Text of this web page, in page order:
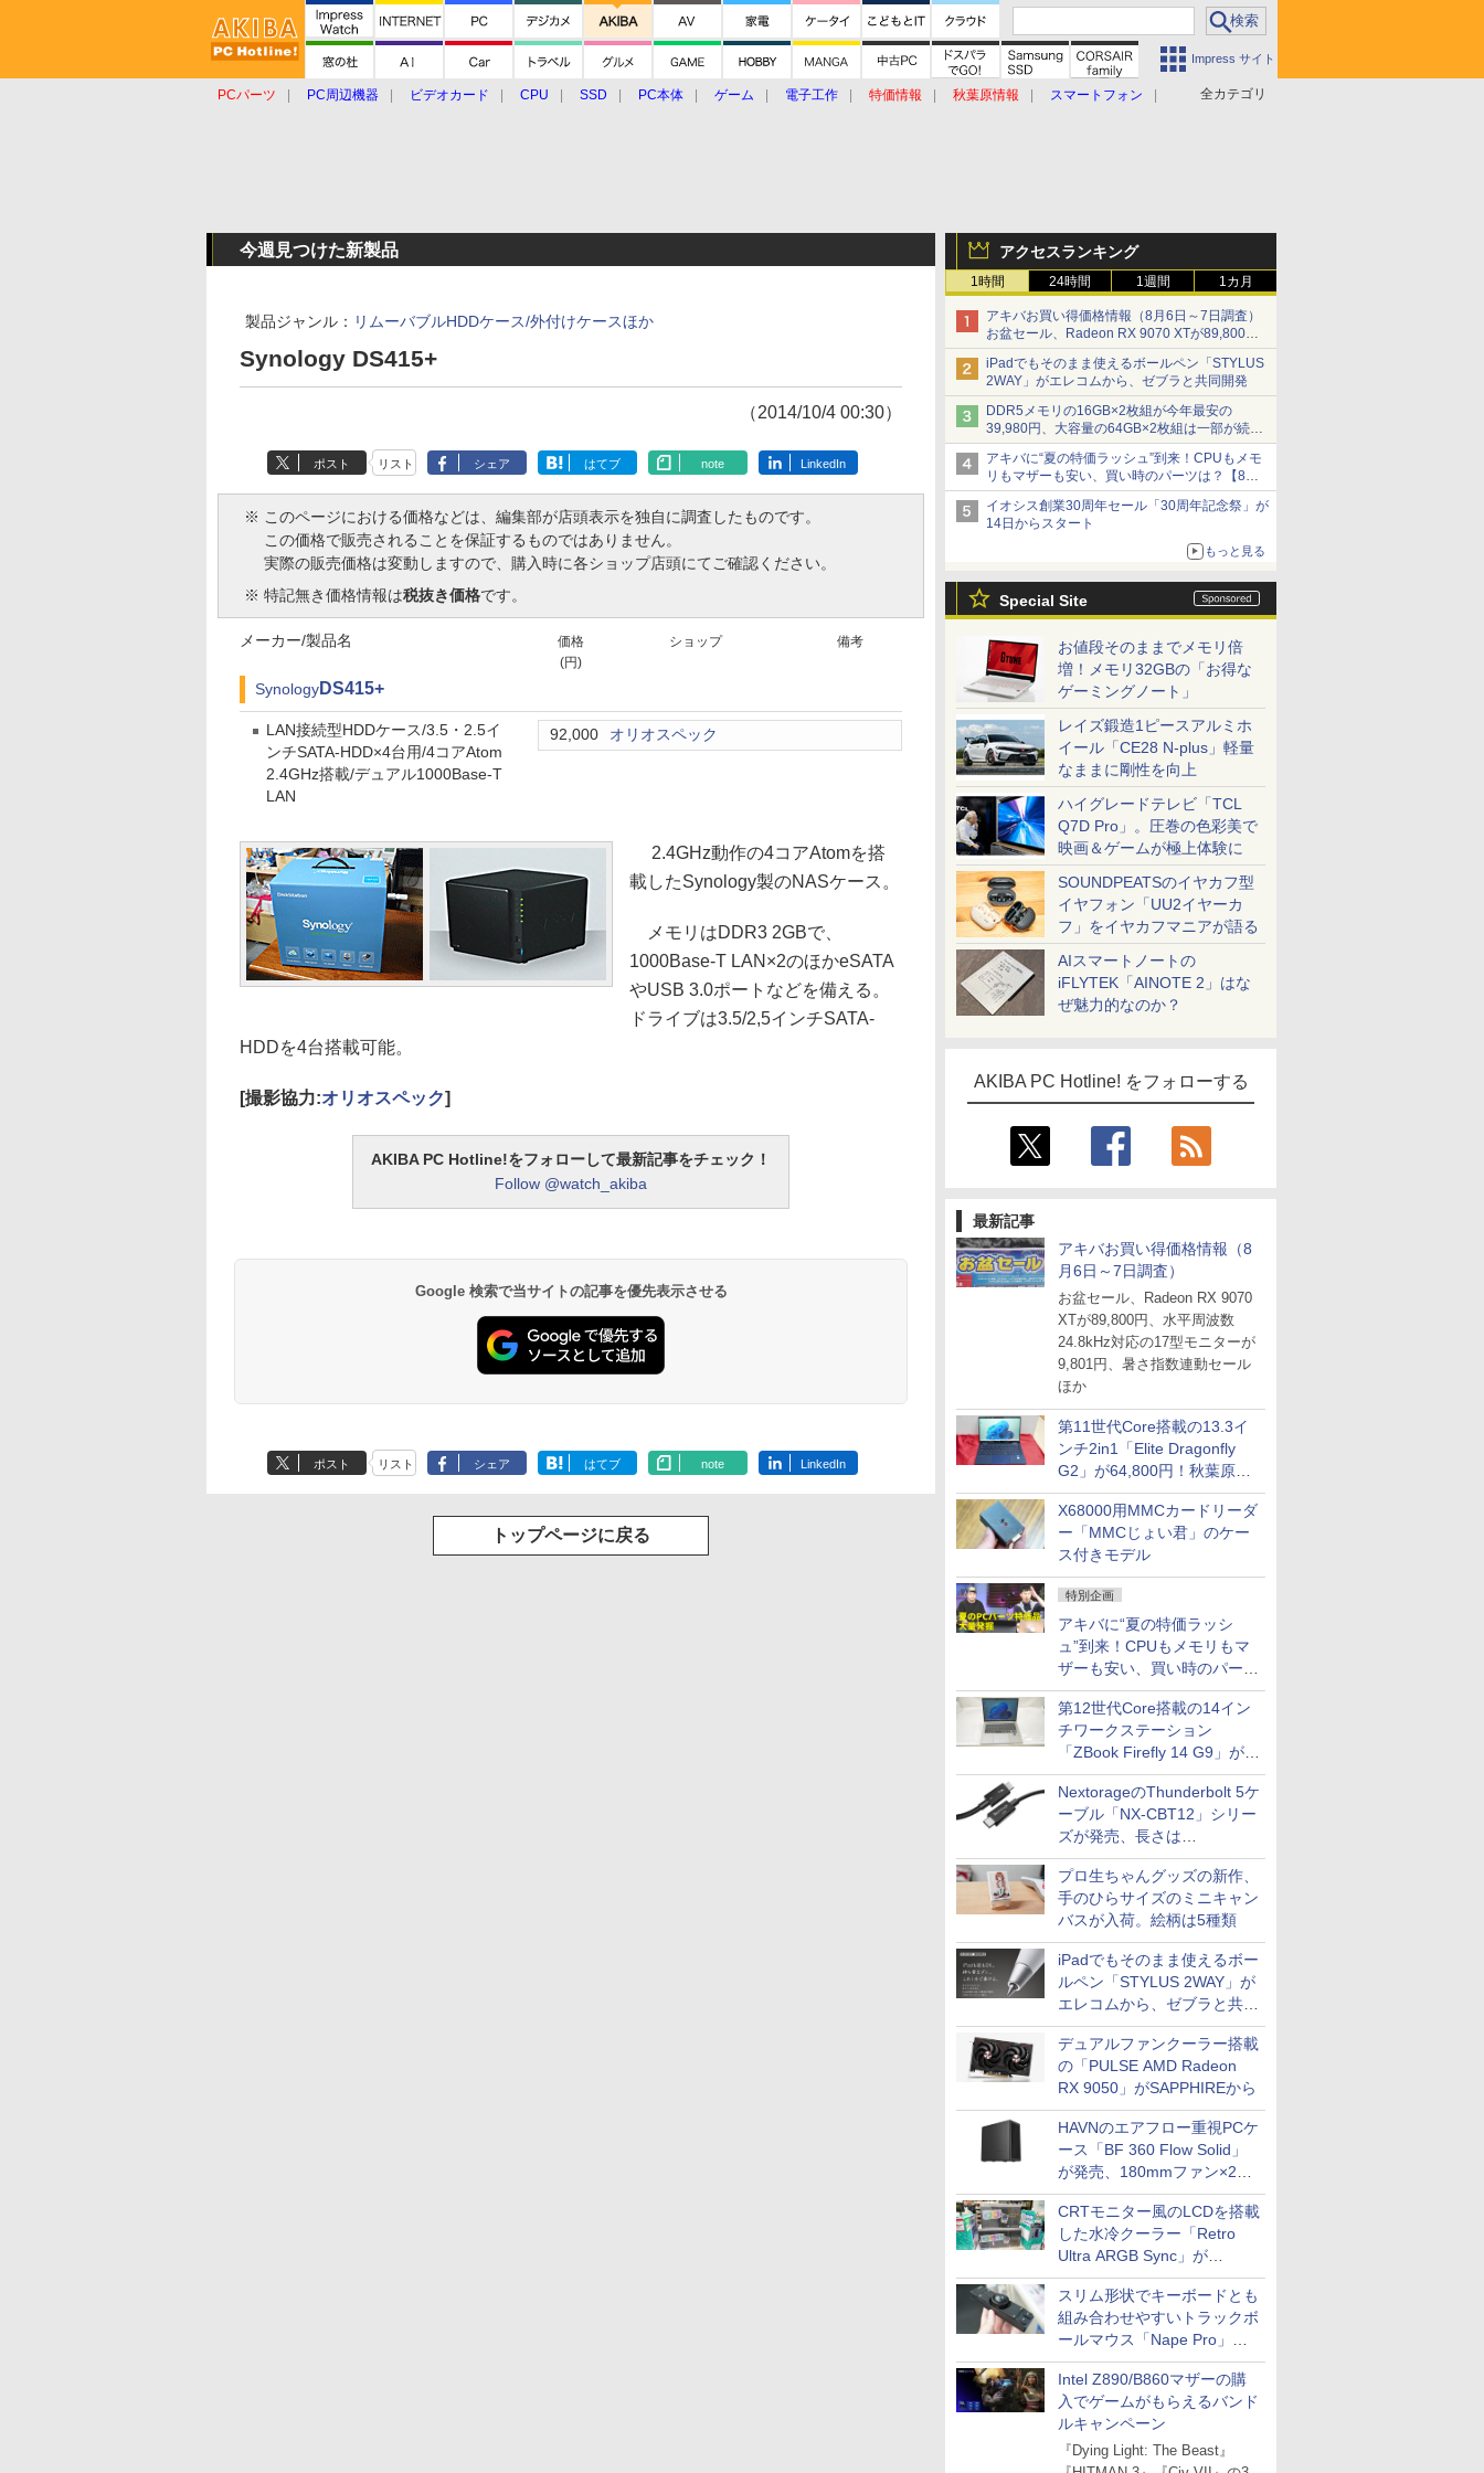
Impress サイト
全カテゴリ
PCパーツ PC周辺機器 ビデオカード CPU SSD PC本体 ゲーム 電子工作 特価情報 秋葉原情報
スマートフォン
アクセスランキング
1時間 24時間 1週間 1カ月
アキバお買い得価格情報（8月6日～7日調査）
お盆セール、Radeon RX 9070 XTが89,800
円、水平周波数24.8kHz対応の17型モニターが
9,801円、暑さ指数連動セール ほか
iPadでもそのまま使えるボールペン「STYLUS
2WAY」がエレコムから、ゼブラと共同開発
DDR5メモリの16GB×2枚組が今年最安の
39,980円、大容量の64GB×2枚組は一部が続騰
[8月前半のメモリ価格]
アキバに“夏の特価ラッシュ”到来！CPUもメモ
リもマザーも安い、買い時のパーツは？【8月7
日(金)22時配信】
イオシス創業30周年セール「30周年記念祭」が
14日からスタート
もっと見る
Special Site
お値段そのままでメモリ倍
増！メモリ32GBの「お得な
ゲーミングノート」
レイズ鍛造1ピースアルミホ
イール「CE28 N-plus」軽量
なままに剛性を向上
ハイグレードテレビ「TCL
Q7D Pro」。圧巻の色彩美で
映画＆ゲームが極上体験に
SOUNDPEATSのイヤカフ型
イヤフォン「UU2イヤーカ
フ」をイヤカフマニアが語る
AIスマートノートの
iFLYTEK「AINOTE 2」はな
ぜ魅力的なのか？
AKIBA PC Hotline! をフォローする
最新記事
アキバお買い得価格情報（8
月6日～7日調査）
お盆セール、Radeon RX 9070
XTが89,800円、水平周波数
24.8kHz対応の17型モニターが
9,801円、暑さ指数連動セール
ほか
第11世代Core搭載の13.3イ
ンチ2in1「Elite Dragonfly
G2」が64,800円！秋葉原で
中古PCセール
X68000用MMCカードリーダ
ー「MMCじょい君」のケー
ス付きモデル
特別企画
アキバに“夏の特価ラッシ
ュ”到来！CPUもメモリもマ
ザーも安い、買い時のパーツ
は？【8月7日(金)22時配信】
第12世代Core搭載の14イン
チワークステーション
「ZBook Firefly 14 G9」が
79,800円！秋葉原で中古PC
セール
NextorageのThunderbolt 5ケ
ーブル「NX-CBT12」シリー
ズが発売、長さは
30cm/50cm/1mの3種類
プロ生ちゃんグッズの新作、
手のひらサイズのミニキャン
バスが入荷。絵柄は5種類
iPadでもそのまま使えるボー
ルペン「STYLUS 2WAY」が
エレコムから、ゼブラと共同
開発
デュアルファンクーラー搭載
の「PULSE AMD Radeon
RX 9050」がSAPPHIREから
HAVNのエアフロー重視PCケ
ース「BF 360 Flow Solid」
が発売、180mmファン×2搭
載
CRTモニター風のLCDを搭載
した水冷クーラー「Retro
Ultra ARGB Sync」が
Thermaltakeから
スリム形状でキーボードとも
組み合わせやすいトラックボ
ールマウス「Nape Pro」が
Keychronから
Intel Z890/B860マザーの購
入でゲームがもらえるバンド
ルキャンペーン
『Dying Light: The Beast』
今週見つけた新製品
製品ジャンル： リムーバブルHDDケース/外付けケースほか
Synology DS415+
（2014/10/4 00:30）
ポスト リスト シェア はてブ note LinkedIn
※ このページにおける価格などは、編集部が店頭表示を独自に調査したものです。
この価格で販売されることを保証するものではありません。
実際の販売価格は変動しますので、購入時に各ショップ店頭にてご確認ください。
※ 特記無き価格情報は税抜き価格です。
価格
(円)
ショップ 備考
メーカー/製品名
Synology DS415+
LAN接続型HDDケース/3.5・2.5イ
ンチSATA-HDD×4台用/4コアAtom
2.4GHz搭載/デュアル1000Base-T
LAN
92,000 オリオスペック
2.4GHz動作の4コアAtomを搭
載したSynology製のNASケース。
メモリはDDR3 2GBで、
1000Base-T LAN×2のほかeSATA
やUSB 3.0ポートなどを備える。
ドライブは3.5/2,5インチSATA-
HDDを4台搭載可能。
[撮影協力:オリオスペック]
AKIBA PC Hotline!をフォローして最新記事をチェック！
Follow @watch_akiba
Google 検索で当サイトの記事を優先表示させる
ポスト リスト シェア はてブ note LinkedIn
トップページに戻る